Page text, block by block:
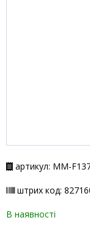
артикул: ММ-
штрих код:
В наявності